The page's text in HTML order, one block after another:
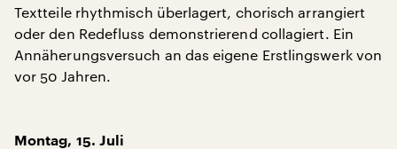
Textteile rhythmisch überlagert, chorisch arrangiert
oder den Redefluss demonstrierend collagiert. Ein
Annäherungsversuch an das eigene Erstlingswerk von
vor 50 Jahren.
Montag, 15. Juli